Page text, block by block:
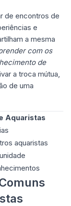
de encontros de
e
a mesma
com os
de
a troca mútua,
de uma
Aquaristas
aquaristas